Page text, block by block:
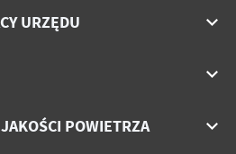
URZĘDU
POWIETRZA